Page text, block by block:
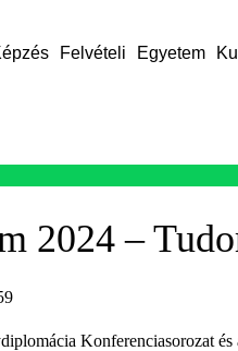
Felvételi Egyetem
2024 –
Konferenciasorozat